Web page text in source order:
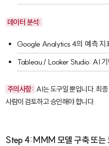
데이터 분석:
Google Analytics 4의 예측 지
Tableau / Looker Studio: AI
주의사항: AI는 도구일 뿐입니다. 최
사람이 검토하고 승인해야 합니다.
Step 4: MMM 모델 구축 또는